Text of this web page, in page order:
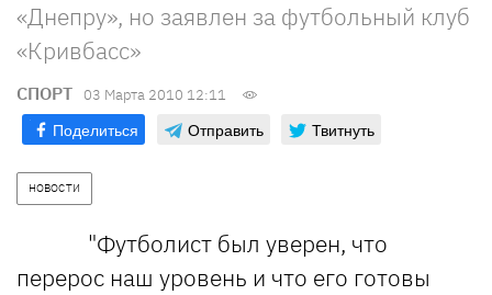
«Днепру», но заявлен за футбольный клуб
«Кривбасс»
СПОРТ 03 Марта 2010 12:11
Поделиться Отправить Твитнуть
НОВОСТИ
"Футболист был уверен, что
перерос наш уровень и что его готовы